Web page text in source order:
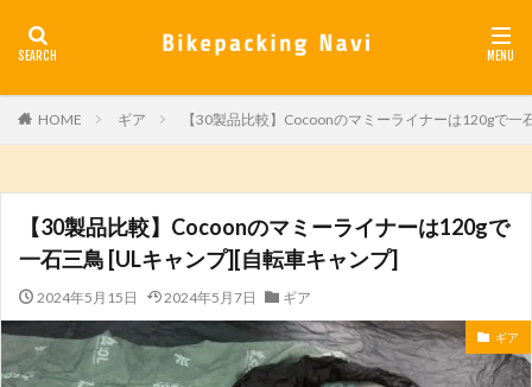
HOME ギア 【30製品比較】Cocoonのマミーライナーは120gで
【30製品比較】Cocoonのマミーライナーは120gで
一石三鳥 [ULキャンプ][自転車キャンプ]
2024年5月15日 2024年5月7日 ギア
ギア
カテゴリー